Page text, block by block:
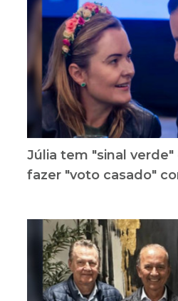
Júlia tem "sinal verde"
fazer "voto casado"